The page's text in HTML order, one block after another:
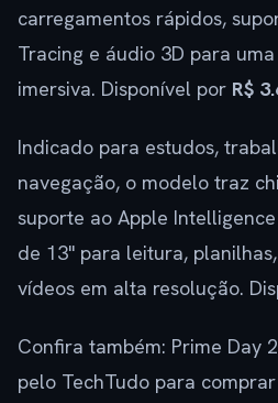
carregamentos rápidos,
Tracing e áudio 3D para
imersiva. Disponível por R$
Indicado para estudos,
navegação, o modelo traz
suporte ao Apple
de 13" para leitura,
vídeos em alta resolução.
Confira também: Prime Day
pelo TechTudo para